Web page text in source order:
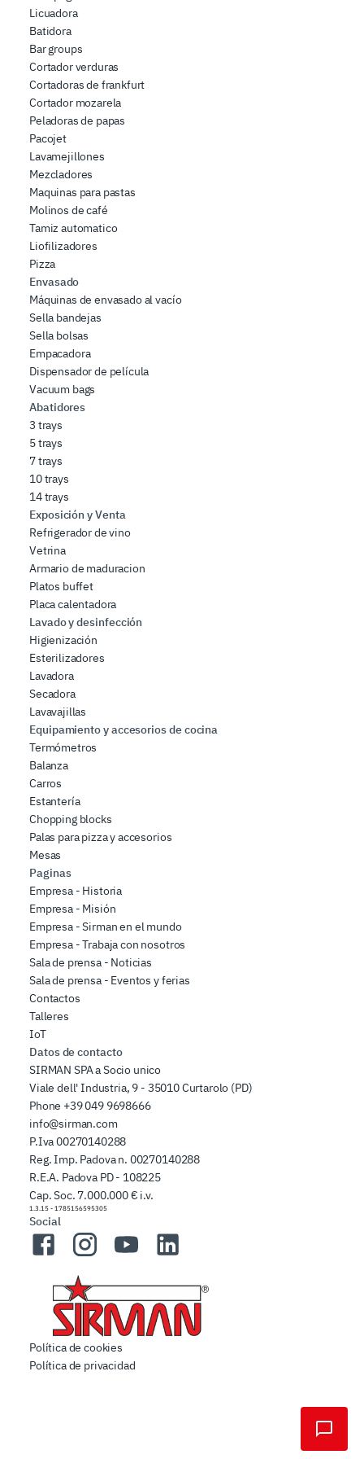
Licuadora
Batidora
Bar groups
Cortador verduras
Cortadoras de frankfurt
Cortador mozarela
Peladoras de papas
Pacojet
Lavamejillones
Mezcladores
Maquinas para pastas
Molinos de café
Tamiz automatico
Liofilizadores
Pizza
Envasado
Máquinas de envasado al vacío
Sella bandejas
Sella bolsas
Empacadora
Dispensador de película
Vacuum bags
Abatidores
3 trays
5 trays
7 trays
10 trays
14 trays
Exposición y Venta
Refrigerador de vino
Vetrina
Armario de maduracion
Platos buffet
Placa calentadora
Lavado y desinfección
Higienización
Esterilizadores
Lavadora
Secadora
Lavavajillas
Equipamiento y accesorios de cocina
Termómetros
Balanza
Carros
Estantería
Chopping blocks
Palas para pizza y accesorios
Mesas
Paginas
Empresa - Historia
Empresa - Misión
Empresa - Sirman en el mundo
Empresa - Trabaja con nosotros
Sala de prensa - Noticias
Sala de prensa - Eventos y ferias
Contactos
Talleres
IoT
Datos de contacto
SIRMAN SPA a Socio unico
Viale dell' Industria, 9 - 35010 Curtarolo (PD)
Phone +39 049 9698666
info@sirman.com
P.Iva 00270140288
Reg. Imp. Padova n. 00270140288
R.E.A. Padova PD - 108225
Cap. Soc. 7.000.000 € i.v.
1.3.15 - 1785156595305
Social
FacebookInstagramYouTubeLinkedIn
Política de cookies
Política de privacidad